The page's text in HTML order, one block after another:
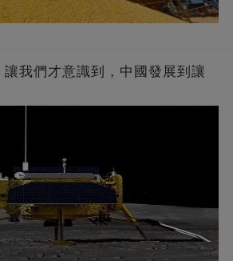
我們才意識到，中國發展到讓